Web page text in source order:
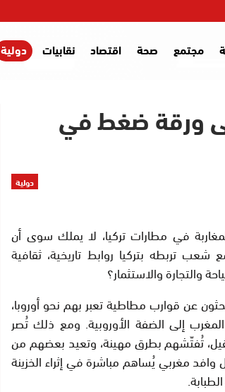
مجتمع صحة اقتصاد نقابيات دولية
ورقة ضغط في
دولية
في مطارات تركيا، لا يملك سوى أن
تربطه بتركيا روابط تاريخية، ثقافية
والتجارة والاستثمار؟
عن قوارب مطاطية تعبر بهم نحو أوروبا،
إلى الضفة الأوروبية. ومع ذلك تُصر
تُفتّشهم بطرق مهينة، وتعيد بعضهم من
مغربي يُساهم مباشرة في إثراء الخزينة